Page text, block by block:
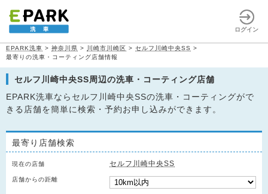
ログイン
EPARK洗車 > 神奈川県 > 川崎市川崎区 > セルフ川崎中央SS >
最寄りの洗車・コーティング店舗情報
セルフ川崎中央SS周辺の洗車・コーティング店舗
EPARK洗車ならセルフ川崎中央SSの洗車・コーティングがで
きる店舗を簡単に検索・予約お申し込みができます。
最寄り店舗検索
現在の店舗 セルフ川崎中央SS
店舗からの距離